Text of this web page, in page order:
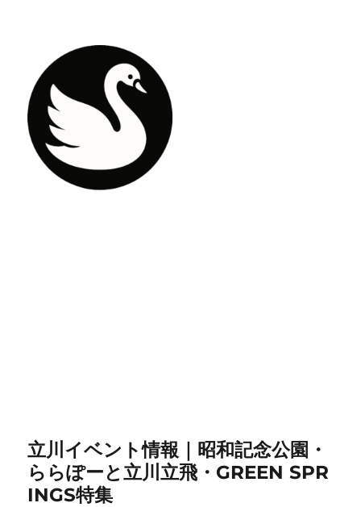
立川イベント情報｜昭和記念公園・
ららぽーと立川立飛・GREEN SPR
INGS特集